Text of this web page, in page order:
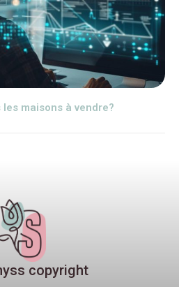
maisons à vendre?
copyright